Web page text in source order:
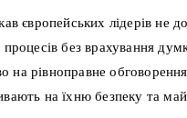
європейських лідерів
без врахування
рівноправне
на їхню безпеку та